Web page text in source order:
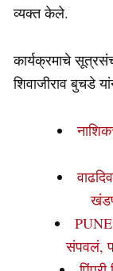
व्यक्त केले.
कार्यक्रमाचे
शिवाजीराव बुचडे
संपवलं,